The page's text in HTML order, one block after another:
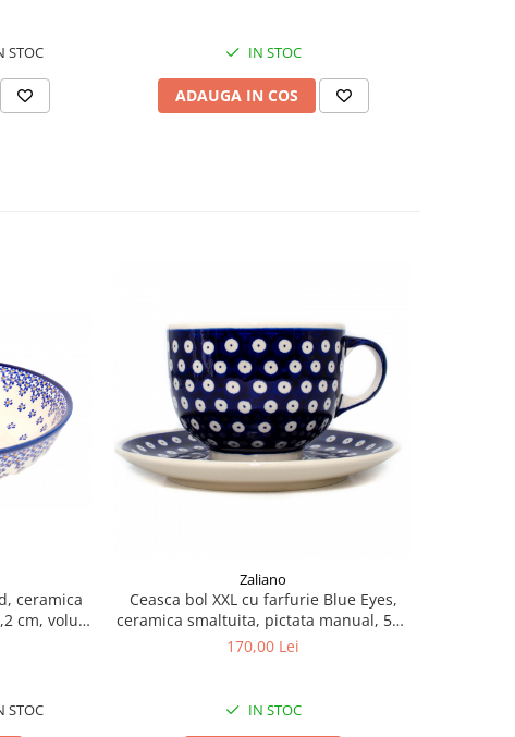
STOC IN STOC
ADAUGA IN COS
ceramica
cm, volum
STOC
Zaliano
Ceasca bol XXL cu farfurie Blue Eyes,
ceramica smaltuita, pictata manual, 500
ml
170,00 Lei
IN STOC